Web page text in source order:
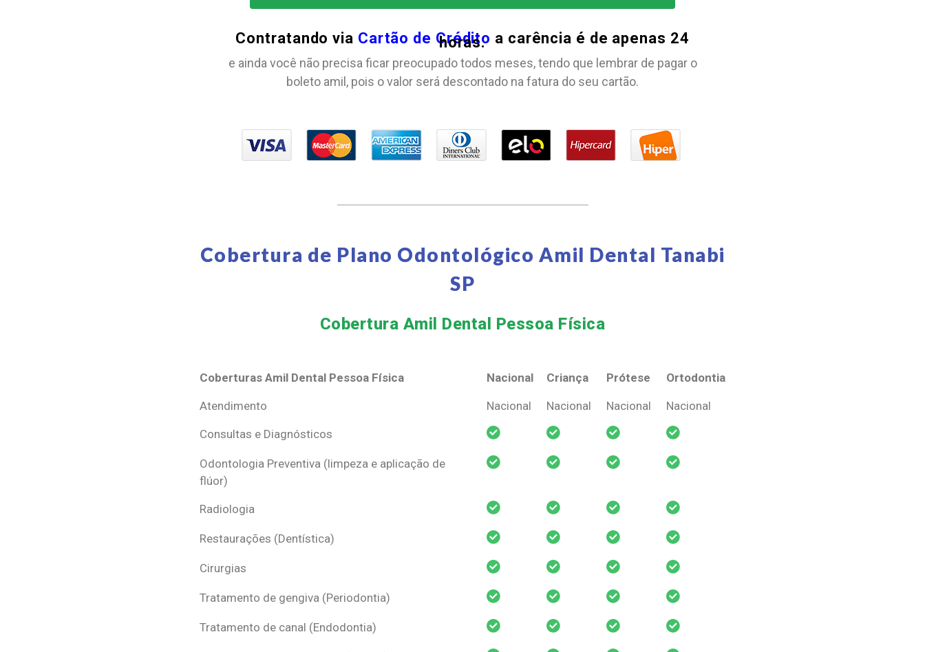
Contratando via Cartão de Crédito a carência é de apenas 24
horas.
e ainda você não precisa ficar preocupado todos meses, tendo que lembrar de pagar o
boleto amil, pois o valor será descontado na fatura do seu cartão.
Cobertura de Plano Odontológico Amil Dental Tanabi
SP
Cobertura Amil Dental Pessoa Física​
Coberturas Amil Dental Pessoa Física Nacional Criança Prótese
Ortodontia
Coberturas Amil Dental Pessoa Física
Nacional Criança Prótese Ortodontia
Atendimento Nacional Nacional Nacional Nacional
Consultas e Diagnósticos
Odontologia Preventiva (limpeza e aplicação de
flúor)
Radiologia
Restaurações (Dentística)
Cirurgias
Tratamento de gengiva (Periodontia)
Tratamento de canal (Endodontia)